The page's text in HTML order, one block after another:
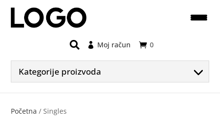
0
Moj račun
Kategorije proizvoda
Početna / Singles